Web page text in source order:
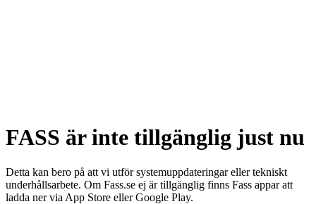
FASS är inte tillgänglig just nu
Detta kan bero på att vi utför systemuppdateringar eller tekniskt
underhållsarbete. Om Fass.se ej är tillgänglig finns Fass appar att
ladda ner via App Store eller Google Play.